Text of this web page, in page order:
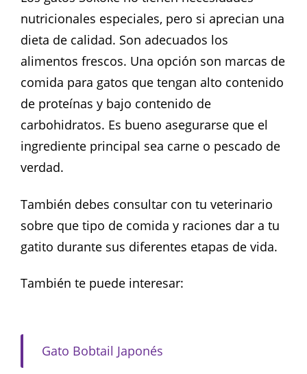
nutricionales especiales, pero si aprecian una
dieta de calidad. Son adecuados los
alimentos frescos. Una opción son marcas de
comida para gatos que tengan alto contenido
de proteínas y bajo contenido de
carbohidratos. Es bueno asegurarse que el
ingrediente principal sea carne o pescado de
verdad.
También debes consultar con tu veterinario
sobre que tipo de comida y raciones dar a tu
gatito durante sus diferentes etapas de vida.
También te puede interesar:
Gato Bobtail Japonés